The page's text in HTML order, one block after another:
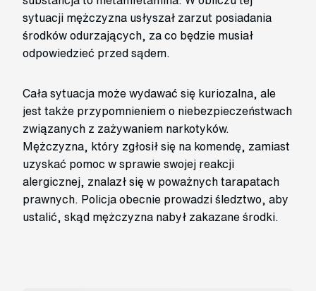
sytuacji mężczyzna usłyszał zarzut posiadania
środków odurzających, za co będzie musiał
odpowiedzieć przed sądem.
Cała sytuacja może wydawać się kuriozalna, ale
jest także przypomnieniem o niebezpieczeństwach
związanych z zażywaniem narkotyków.
Mężczyzna, który zgłosił się na komendę, zamiast
uzyskać pomoc w sprawie swojej reakcji
alergicznej, znalazł się w poważnych tarapatach
prawnych. Policja obecnie prowadzi śledztwo, aby
ustalić, skąd mężczyzna nabył zakazane środki.